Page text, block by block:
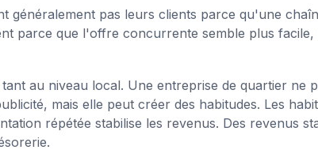
généralement pas leurs clients parce qu'une
parce que l'offre concurrente semble plus
au niveau local. Une entreprise de quartier ne
mais elle peut créer des habitudes. Les
répétée stabilise les revenus. Des revenus